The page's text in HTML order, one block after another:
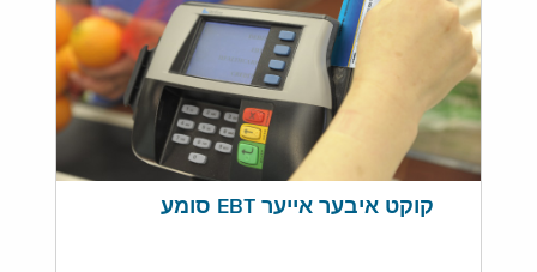
קוקט איבער אייער EBT סומע